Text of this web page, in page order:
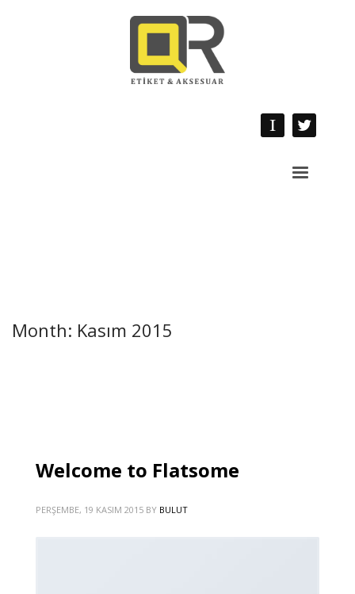
Month: Kasım 2015
Welcome to Flatsome
PERŞEMBE, 19 KASIM 2015 BY BULUT